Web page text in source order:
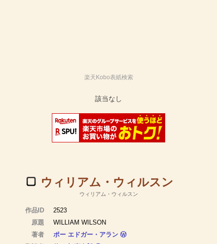
楽天Kobo表紙検索
ウィリアム・ウィルスン
ウィリアム・ウィルスン
作品ID
2523
原題
WILLIAM WILSON
著者
ポー エドガー・アラン Ⓦ